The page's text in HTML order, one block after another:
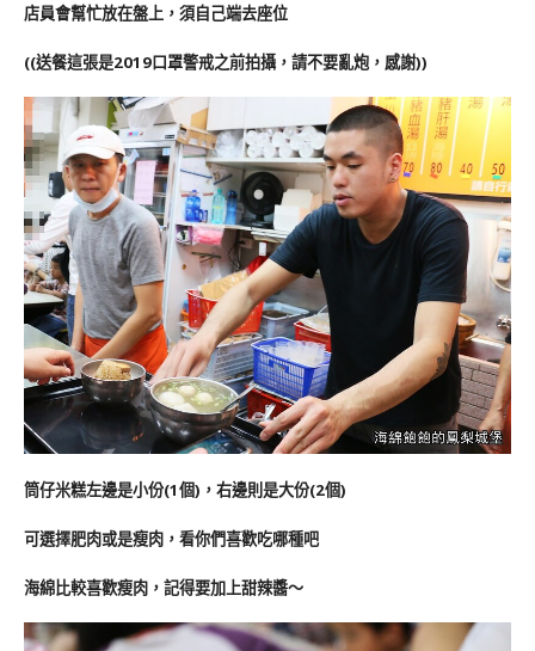
店員會幫忙放在盤上，須自己端去座位
((送餐這張是2019口罩警戒之前拍攝，請不要亂炮，感謝))
筒仔米糕左邊是小份(1個)，右邊則是大份(2個)
可選擇肥肉或是瘦肉，看你們喜歡吃哪種吧
海綿比較喜歡瘦肉，記得要加上甜辣醬～